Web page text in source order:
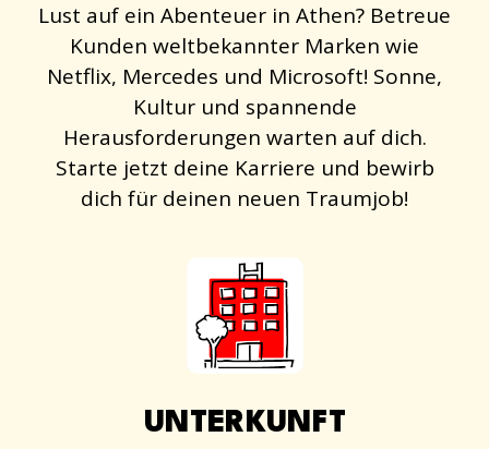
Lust auf ein Abenteuer in Athen? Betreue
Kunden weltbekannter Marken wie
Netflix, Mercedes und Microsoft! Sonne,
Kultur und spannende
Herausforderungen warten auf dich.
Starte jetzt deine Karriere und bewirb
dich für deinen neuen Traumjob!
UNTERKUNFT